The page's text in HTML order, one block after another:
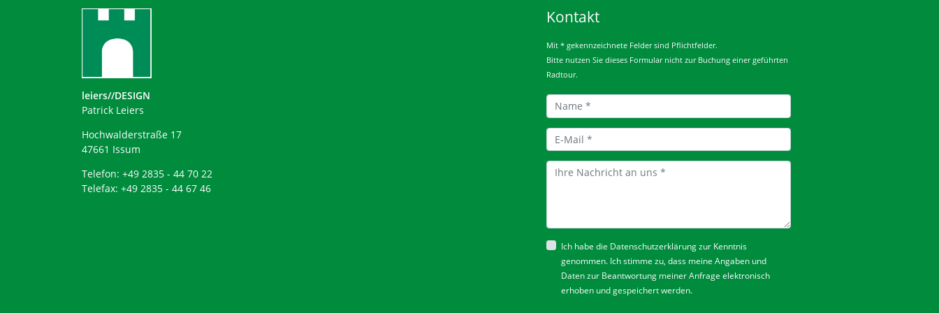
leiers//DESIGN
Patrick Leiers
Hochwalderstraße 17
47661 Issum
Telefon: +49 2835 - 44 70 22
Telefax: +49 2835 - 44 67 46
Kontakt
Mit * gekennzeichnete Felder sind Pflichtfelder.
Bitte nutzen Sie dieses Formular nicht zur Buchung einer geführten
Radtour.
Ich habe die Datenschutzerklärungzur Kenntnis
genommen. Ich stimme zu, dass meine Angaben und
Daten zur Beantwortung meiner Anfrage elektronisch
erhoben und gespeichert werden.